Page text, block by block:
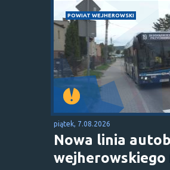
POWIAT WEJHEROWSKI
piątek, 7.08.2026
Nowa linia
wejherowskiego